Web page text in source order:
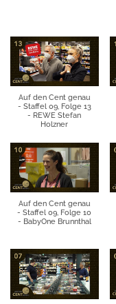
Auf den Cent genau
- Staffel 09, Folge 13
- REWE Stefan
Holzner
Auf den Cent genau
- Staffel 09, Folge 10
- BabyOne Brunnthal